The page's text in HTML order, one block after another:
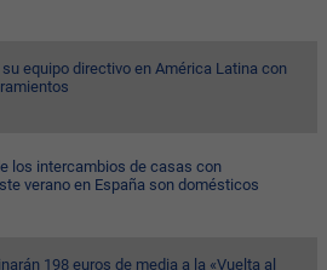
equipo directivo en América Latina con
los intercambios de casas con
verano en España son domésticos
198 euros de media a la «Vuelta al